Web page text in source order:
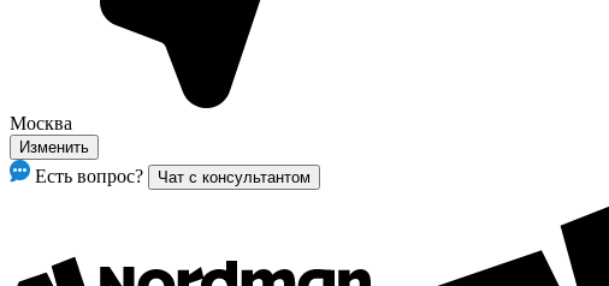
Москва
Изменить
Есть вопрос? Чат с консультантом